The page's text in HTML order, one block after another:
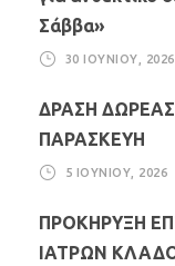
Σάββα»
30 ΙΟΥΝΊΟΥ, 2026
ΔΡΑΣΗ
ΠΑΡΑΣΚΕΥΗ
5 ΙΟΥΝΊΟΥ, 2026
ΠΡΟΚΗΡΥΞΗ
ΙΑΤΡΩΝ